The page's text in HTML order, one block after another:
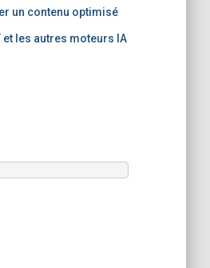
un contenu optimisé
et les autres moteurs IA